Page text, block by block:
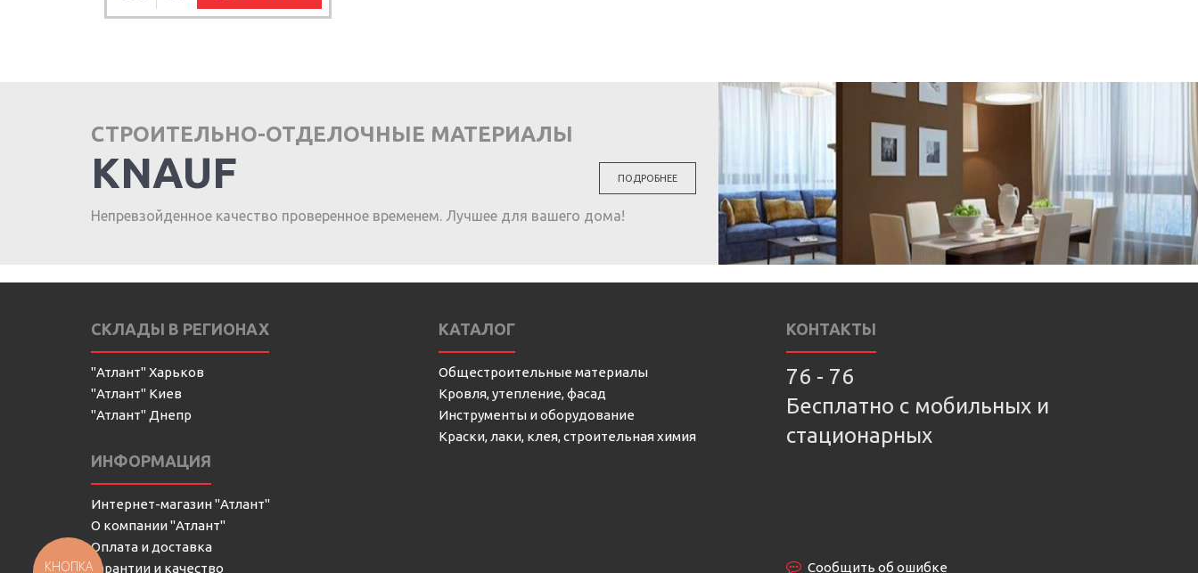
СТРОИТЕЛЬНО-ОТДЕЛОЧНЫЕ МАТЕРИАЛЫ
KNAUF
Непревзойденное качество проверенное временем. Лучшее для вашего дома!
ПОДРОБНЕЕ
СКЛАДЫ В РЕГИОНАХ
"Атлант" Харьков
"Атлант" Киев
"Атлант" Днепр
ИНФОРМАЦИЯ
Интернет-магазин "Атлант"
О компании "Атлант"
Оплата и доставка
Гарантии и качество
КАТАЛОГ
Общестроительные материалы
Кровля, утепление, фасад
Инструменты и оборудование
Краски, лаки, клея, строительная химия
КОНТАКТЫ
76 - 76
Бесплатно с мобильных и
стационарных
Сообщить об ошибке
КНОПКА